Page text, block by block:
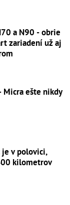
a N90 - obrie
zariadení už aj
Micra ešte nikdy
je v polovici,
kilometrov